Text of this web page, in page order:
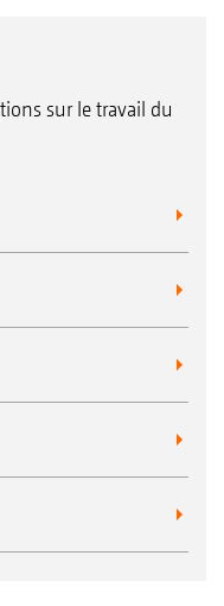
sur le travail du